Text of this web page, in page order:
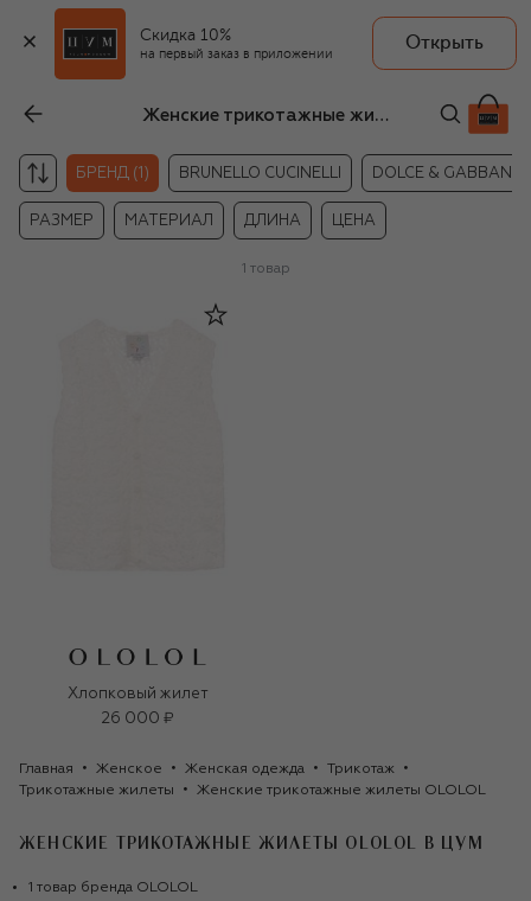
Скидка 10%
на первый заказ в приложении
Открыть
Женские трикотажные жилеты OLOLOL
БРЕНД (1) BRUNELLO CUCINELLI DOLCE & GABBANA
РАЗМЕР МАТЕРИАЛ ДЛИНА ЦЕНА
1 товар
Хлопковый жилет
26 000 ₽
Главная Женское Женская одежда
Трикотаж
Трикотажные жилеты
Женские трикотажные жилеты OLOLOL
ЖЕНСКИЕ ТРИКОТАЖНЫЕ ЖИЛЕТЫ OLOLOL В ЦУМ
1 товар бренда OLOLOL